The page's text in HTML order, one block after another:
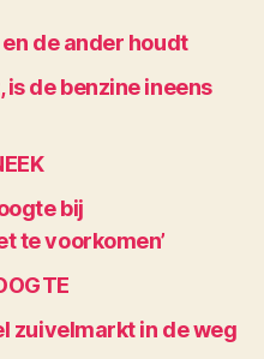
de ander houdt
de benzine ineens
bij
te voorkomen’
zuivelmarkt in de weg